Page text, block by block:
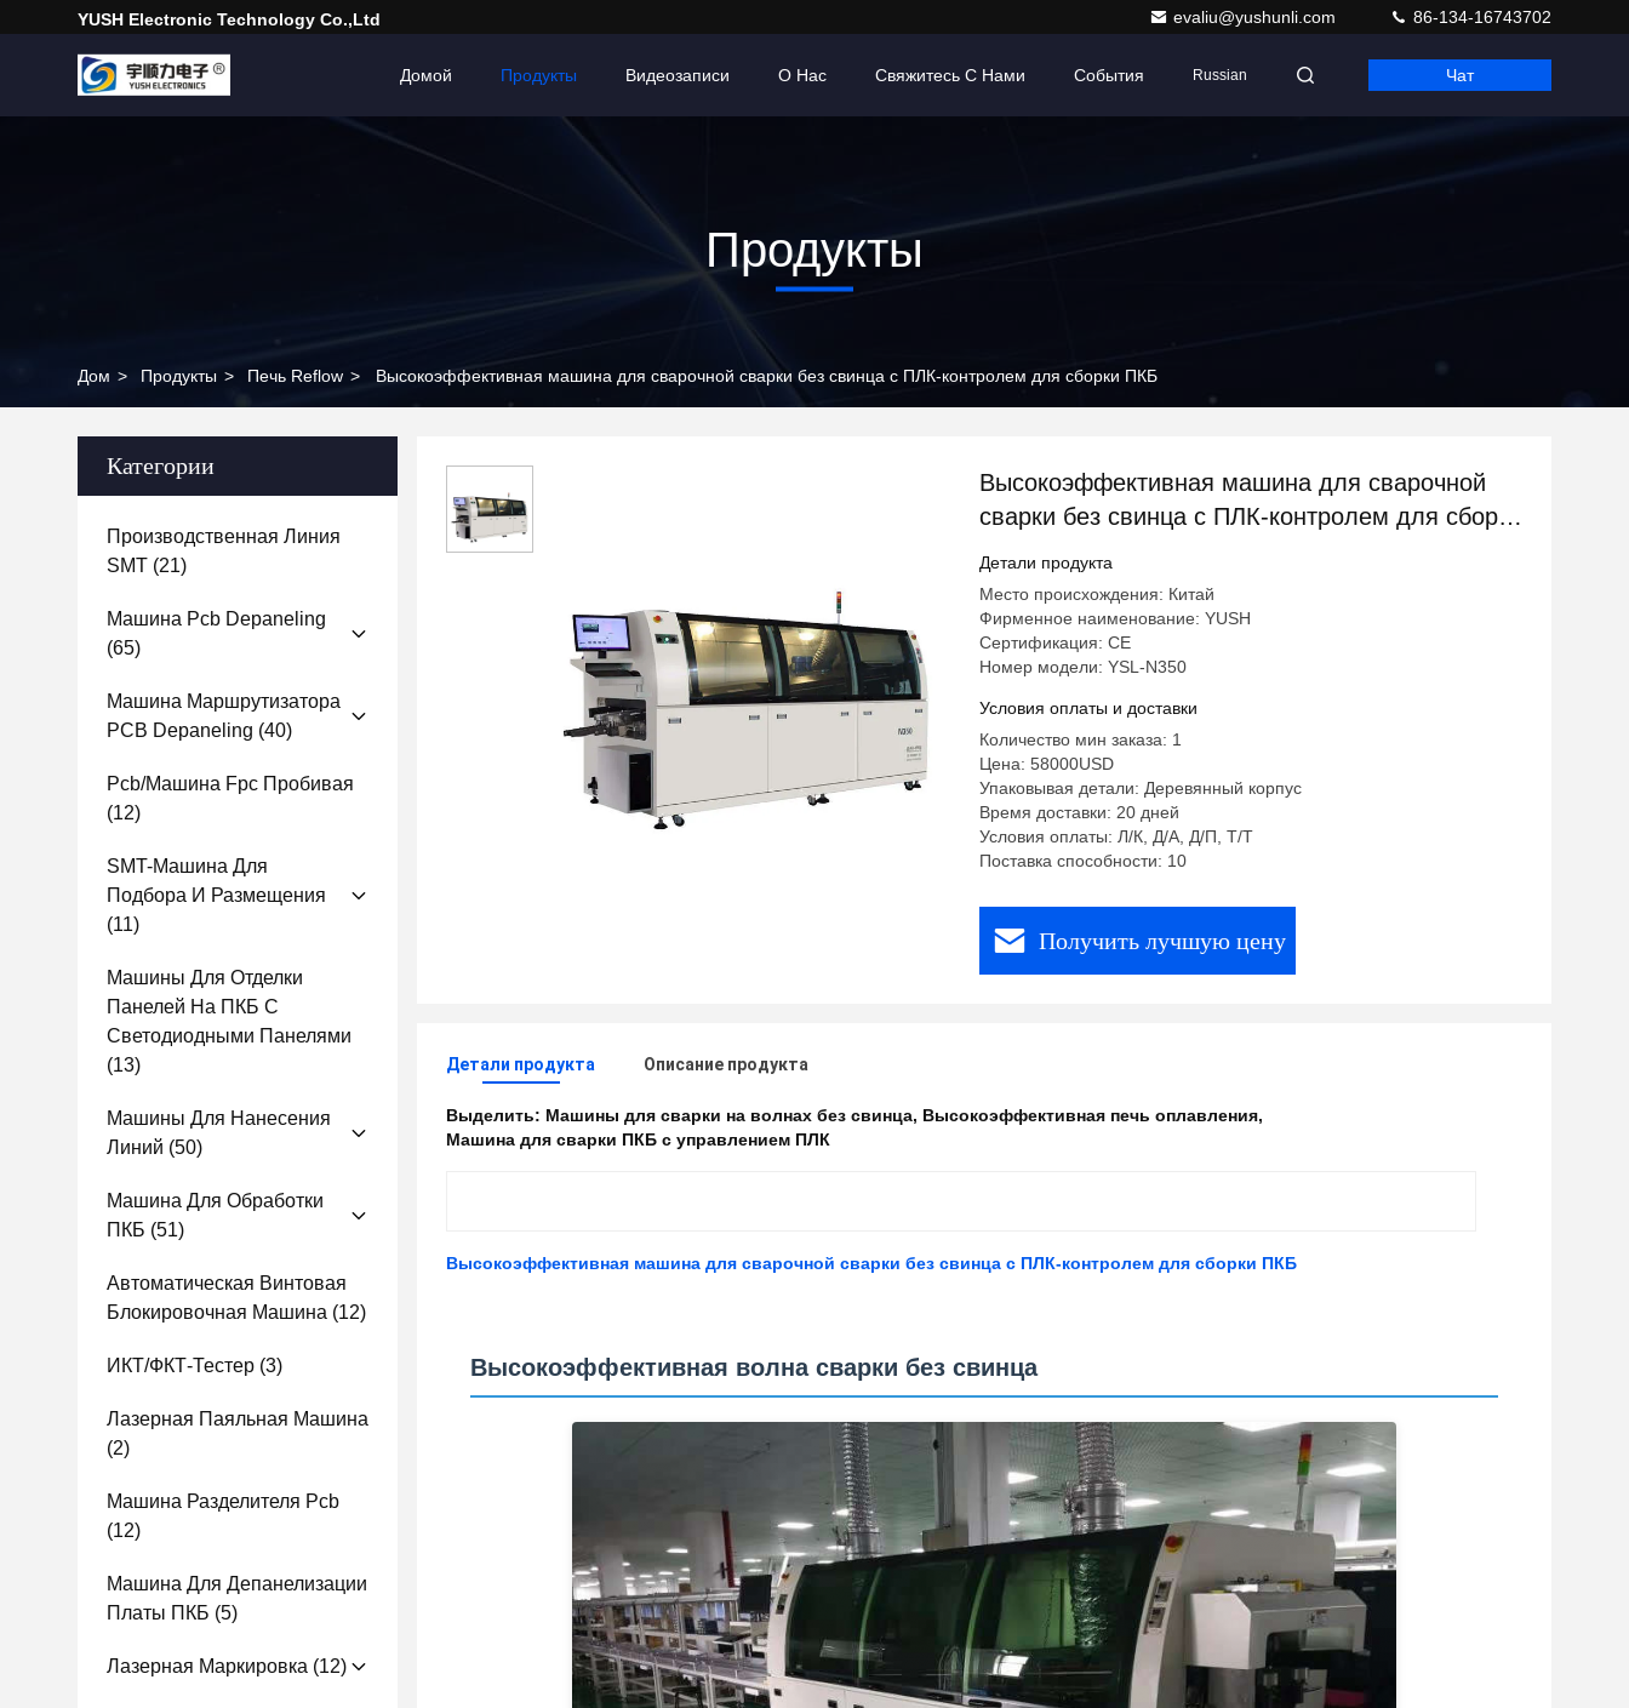
YUSH Electronic Technology Co.,Ltd evaliu@yushunli.com 86-134-16743702
Домой Продукты Видеозаписи О Нас Свяжитесь С Нами События Russian Чат
Продукты
Дом > Продукты > Печь Reflow > Высокоэффективная машина для сварочной сварки без свинца с ПЛК-контролем для сборки ПКБ
Категории
Производственная Линия
SMT (21)
Машина Pcb Depaneling
(65)
Машина Маршрутизатора
PCB Depaneling (40)
Pcb/машина Fpc Пробивая
(12)
SMT-Машина Для
Подбора И Размещения
(11)
Машины Для Отделки
Панелей На ПКБ С
Светодиодными Панелями
(13)
Машины Для Нанесения
Линий (50)
Машина Для Обработки
ПКБ (51)
Автоматическая Винтовая
Блокировочная Машина (12)
ИКТ/ФКТ-Тестер (3)
Лазерная Паяльная Машина
(2)
Машина Разделителя Pcb
(12)
Машина Для Депанелизации
Платы ПКБ (5)
Лазерная Маркировка (12)
Высокоэффективная машина для сварочной
сварки без свинца с ПЛК-контролем для сборки
ПКБ
Детали продукта
Место происхождения: Китай
Фирменное наименование: YUSH
Сертификация: CE
Номер модели: YSL-N350
Условия оплаты и доставки
Количество мин заказа: 1
Цена: 58000USD
Упаковывая детали: Деревянный корпус
Время доставки: 20 дней
Условия оплаты: Л/К, Д/А, Д/П, Т/Т
Поставка способности: 10
Получить лучшую цену
Детали продукта Описание продукта
Выделить: Машины для сварки на волнах без свинца, Высокоэффективная печь оплавления,
Машина для сварки ПКБ с управлением ПЛК
Высокоэффективная машина для сварочной сварки без свинца с ПЛК-контролем для сборки ПКБ
Высокоэффективная волна сварки без свинца